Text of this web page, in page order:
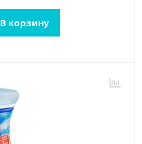
В корзину